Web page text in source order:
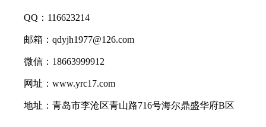
QQ：116623214
邮箱：qdyjh1977@126.com
微信：18663999912
网址：www.yrc17.com
地址：青岛市李沧区青山路716号海尔鼎盛华府B区